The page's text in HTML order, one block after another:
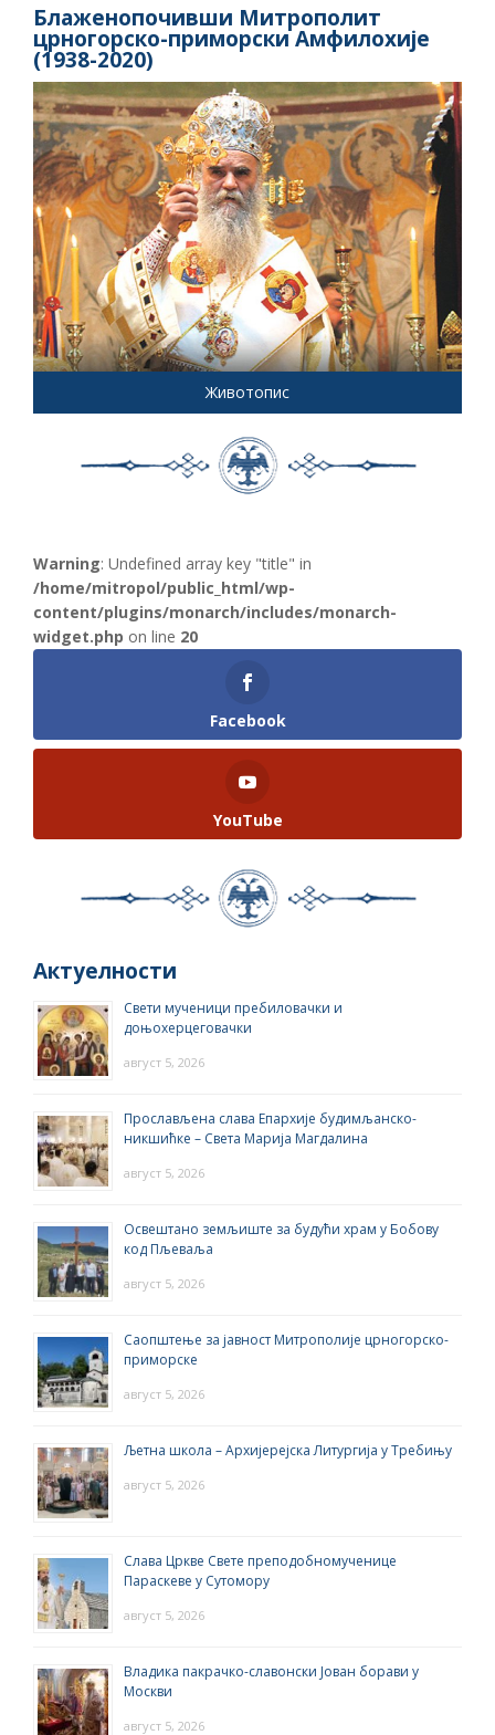
Блаженопочивши Митрополит
црногорско-приморски Амфилохије
(1938-2020)
Животопис
Warning: Undefined array key "title" in
/home/mitropol/public_html/wp-
content/plugins/monarch/includes/monarch-
widget.php on line 20
Facebook
YouTube
Актуелности
Свети мученици пребиловачки и
доњохерцеговачки
август 5, 2026
Прослављена слава Епархије будимљанско-
никшићке – Света Марија Магдалина
август 5, 2026
Освештано земљиште за будући храм у Бобову
код Пљеваља
август 5, 2026
Саопштење за јавност Митрополије црногорско-
приморске
август 5, 2026
Љетна школа – Архијерејска Литургија у Требињу
август 5, 2026
Слава Цркве Свете преподобномученице
Параскеве у Сутомору
август 5, 2026
Владика пакрачко-славонски Јован борави у
Москви
август 5, 2026